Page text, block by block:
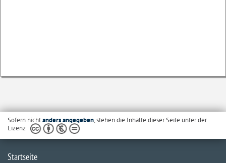
Sofern nichtanders angegeben, stehen die Inhalte dieser Seite unter der
Lizenz
Startseite